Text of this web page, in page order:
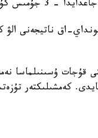
دەيىن.
اق ناتيجەنى الۋ
قۇجات ۇسىنىلماسا
كەمشىلىكتەر